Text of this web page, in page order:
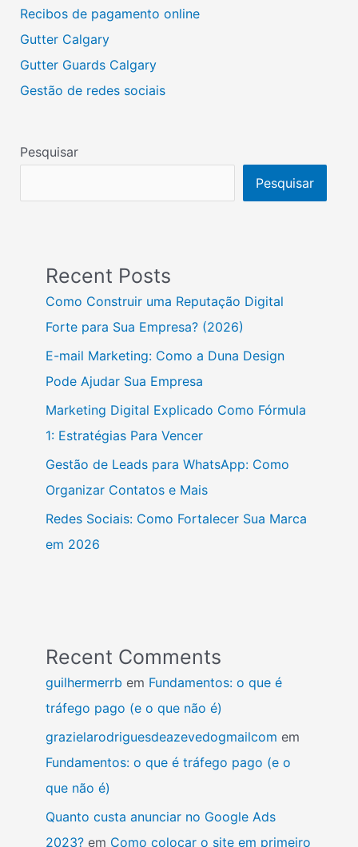
Recibos de pagamento online
Gutter Calgary
Gutter Guards Calgary
Gestão de redes sociais
Pesquisar
Pesquisar
Recent Posts
Como Construir uma Reputação Digital
Forte para Sua Empresa? (2026)
E-mail Marketing: Como a Duna Design
Pode Ajudar Sua Empresa
Marketing Digital Explicado Como Fórmula
1: Estratégias Para Vencer
Gestão de Leads para WhatsApp: Como
Organizar Contatos e Mais
Redes Sociais: Como Fortalecer Sua Marca
em 2026
Recent Comments
guilhermerrb em Fundamentos: o que é
tráfego pago (e o que não é)
grazielarodriguesdeazevedogmailcom em
Fundamentos: o que é tráfego pago (e o
que não é)
Quanto custa anunciar no Google Ads
2023?em Como colocar o site em primeiro